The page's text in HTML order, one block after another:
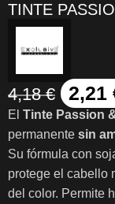
TINTE
4,18€ 2,21
El Tinte Passion
permanente sin
Su fórmula con
protege el cabello
del color. Permite